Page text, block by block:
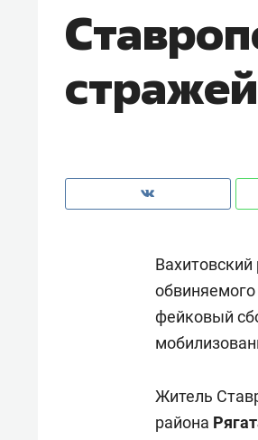
стражей
фейковый
Житель
района
чем
Рекомендуем
комфорта под